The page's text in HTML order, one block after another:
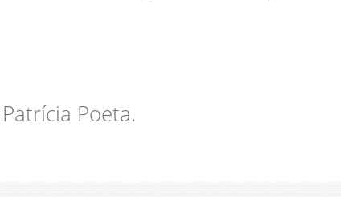
Poeta.